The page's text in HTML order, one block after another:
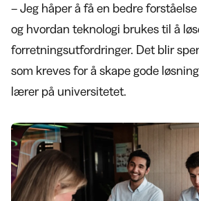
– Jeg håper å få en bedre
og hvordan teknologi brukes til å
forretningsutfordringer. Det blir
som kreves for å skape gode
lærer på universitetet.